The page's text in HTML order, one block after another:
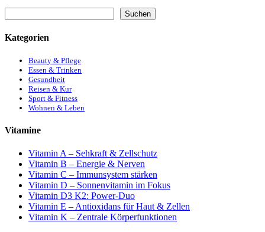
Suchen
Kategorien
Beauty & Pflege
Essen & Trinken
Gesundheit
Reisen & Kur
Sport & Fitness
Wohnen & Leben
Vitamine
Vitamin A – Sehkraft & Zellschutz
Vitamin B – Energie & Nerven
Vitamin C – Immunsystem stärken
Vitamin D – Sonnenvitamin im Fokus
Vitamin D3 K2: Power-Duo
Vitamin E – Antioxidans für Haut & Zellen
Vitamin K – Zentrale Körperfunktionen